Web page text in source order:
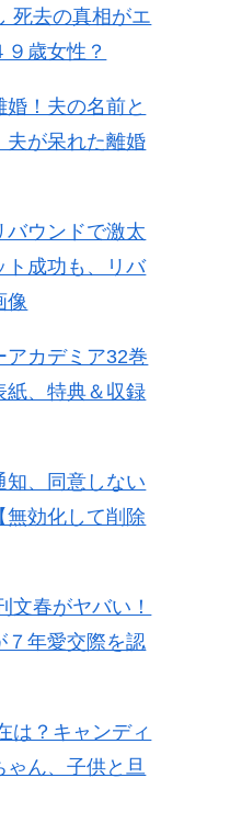
死去の真相がエ
歳女性？
！夫の名前と
夫が呆れた離婚
バウンドで激太
ト成功も、リバ
像
アカデミア32巻
紙、特典＆収録
知、同意しない
無効化して削除
文春がヤバい！
７年愛交際を認
は？キャンディ
ゃん、子供と旦